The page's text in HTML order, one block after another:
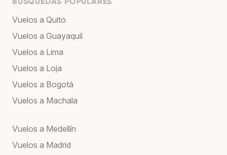
Vuelos a Quito
Vuelos a Guayaquil
Vuelos a Lima
Vuelos a Loja
Vuelos a Bogotá
Vuelos a Machala
Vuelos a Medellín
Vuelos a Madrid